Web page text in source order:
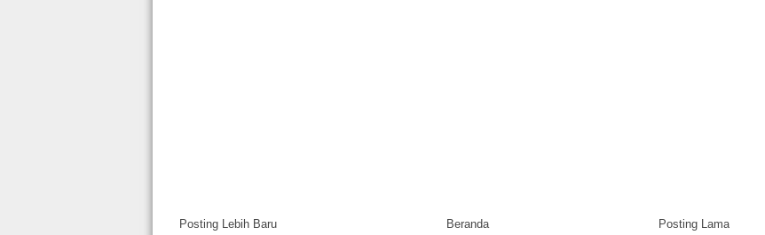
Posting Lebih Baru Posting Lama
Beranda